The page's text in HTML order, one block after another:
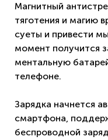
Магнитный
тяготения и магию
суеты и привести
момент получится
ментальную
телефоне.
Зарядка начнется
смартфона,
беспроводной